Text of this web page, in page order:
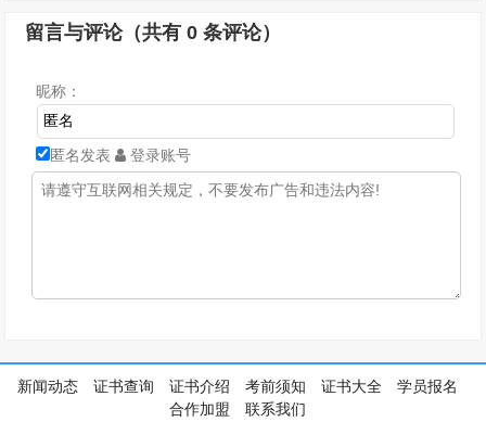
留言与评论（共有0 条评论）
昵称：
匿名发表 登录账号
新闻动态 证书查询 证书介绍 考前须知 证书大全
学员报名
合作加盟
联系我们